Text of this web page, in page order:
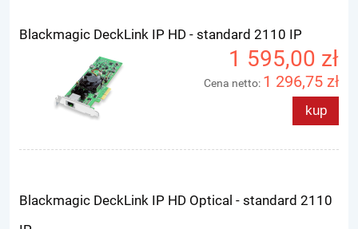
Blackmagic DeckLink IP HD - standard 2110 IP
1 595,00 zł
Cena netto: 1 296,75 zł
kup
Blackmagic DeckLink IP HD Optical - standard 2110